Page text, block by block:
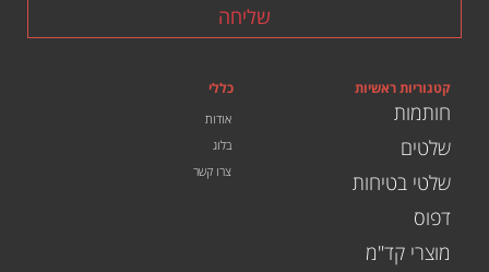
שליחה
קטגוריות ראשיות
חותמות
שלטים
שלטי בטיחות
דפוס
מוצרי קד"מ
כללי
אודות
בלוג
צרו קשר